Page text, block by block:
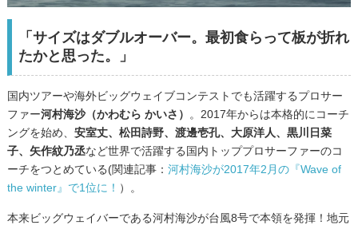
「サイズはダブルオーバー。最初食らって板が折れ
たかと思った。」
国内ツアーや海外ビッグウェイブコンテストでも活躍するプロサー
ファー河村海沙（かわむら かいさ）
。2017年からは本格的にコーチ
ングを始め、 安室丈、松田詩野、渡邊壱孔、大原洋人、黒川日菜
子、矢作紋乃丞など世界で活躍する国内トッププロサーファーのコ
ーチをつとめている(関連記事： 河村海沙が2017年2月の『Wave of
the winter』で1位に！ ）。
本来ビッグウェイバーである河村海沙が台風8号で本領を発揮！地元